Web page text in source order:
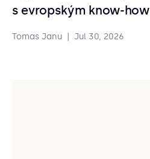
s evropským know-how
Tomas Janu Jul 30, 2026